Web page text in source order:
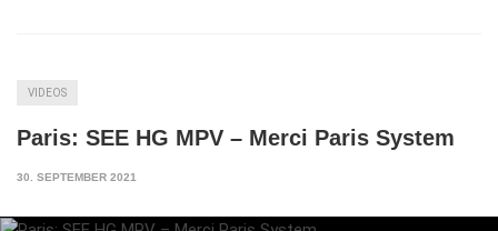
VIDEOS
Paris: SEE HG MPV – Merci Paris System
30. SEPTEMBER 2021